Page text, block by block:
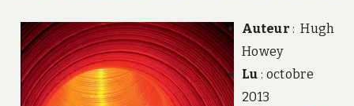
Auteur: Hugh
Howey
Lu : octobre
2013